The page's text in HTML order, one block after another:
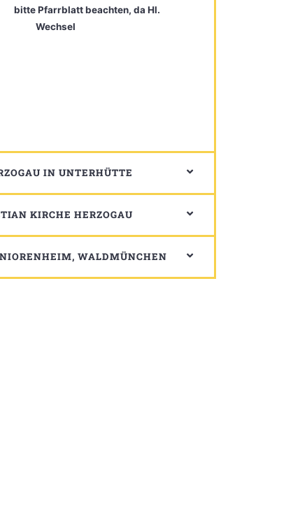
bitte Pfarrblatt beachten, da Hl.
IN UNTERHÜTTE
KIRCHE HERZOGAU
WALDMÜNCHEN